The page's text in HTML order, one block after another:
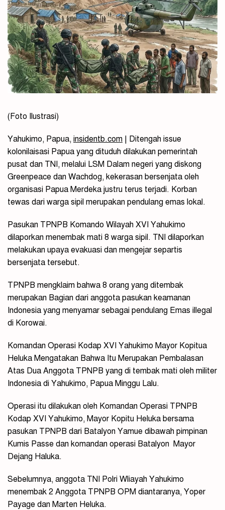
(Foto Ilustrasi)
Yahukimo, Papua, insidentb.com | Ditengah issue
kolonilaisasi Papua yang dituduh dilakukan pemerintah
pusat dan TNI, melalui LSM Dalam negeri yang diskong
Greenpeace dan Wachdog, kekerasan bersenjata oleh
organisasi Papua Merdeka justru terus terjadi. Korban
tewas dari warga sipil merupakan pendulang emas lokal.
Pasukan TPNPB Komando Wilayah XVI Yahukimo
dilaporkan menembak mati 8 warga sipil. TNI dilaporkan
melakukan upaya evakuasi dan mengejar separtis
bersenjata tersebut.
TPNPB mengklaim bahwa 8 orang yang ditembak
merupakan Bagian dari anggota pasukan keamanan
Indonesia yang menyamar sebagai pendulang Emas illegal
di Korowai.
Komandan Operasi Kodap XVI Yahukimo Mayor Kopitua
Heluka Mengatakan Bahwa Itu Merupakan Pembalasan
Atas Dua Anggota TPNPB yang di tembak mati oleh militer
Indonesia di Yahukimo, Papua Minggu Lalu.
Operasi itu dilakukan oleh Komandan Operasi TPNPB
Kodap XVI Yahukimo, Mayor Kopitu Heluka bersama
pasukan TPNPB dari Batalyon Yamue dibawah pimpinan
Kumis Passe dan komandan operasi Batalyon Mayor
Dejang Haluka.
Sebelumnya, anggota TNI Polri Wliayah Yahukimo
menembak 2 Anggota TPNPB OPM diantaranya, Yoper
Payage dan Marten Heluka.